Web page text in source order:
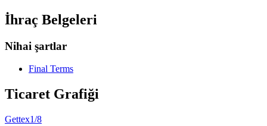
İhraç Belgeleri
Nihai şartlar
Final Terms
Ticaret Grafiği
Gettex1/8